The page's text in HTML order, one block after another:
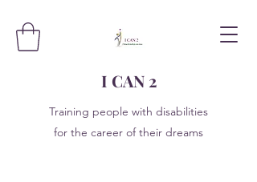
I CAN 2
Training people with disabilities
for the career of their dreams